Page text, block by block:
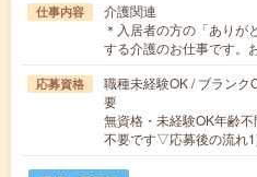
仕事内容
介護関連
＊入居者の方の「ありが
する介護のお仕事です。
応募資格
職種未経験OK / ブランク
要
無資格・未経験OK年齢
不要です▽応募後の流れ